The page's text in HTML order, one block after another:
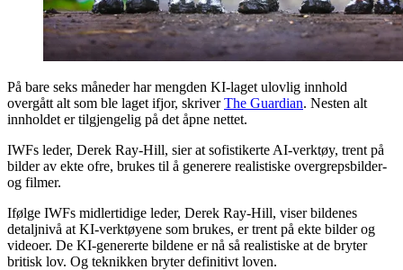
På bare seks måneder har mengden KI-laget ulovlig innhold
overgått alt som ble laget ifjor, skriverThe Guardian. Nesten alt
innholdet er tilgjengelig på det åpne nettet.
IWFs leder, Derek Ray-Hill, sier at sofistikerte AI-verktøy, trent på
bilder av ekte ofre, brukes til å generere realistiske overgrepsbilder-
og filmer.
Ifølge IWFs midlertidige leder, Derek Ray-Hill, viser bildenes
detaljnivå at KI-verktøyene som brukes, er trent på ekte bilder og
videoer. De KI-genererte bildene er nå så realistiske at de bryter
britisk lov. Og teknikken bryter definitivt loven.